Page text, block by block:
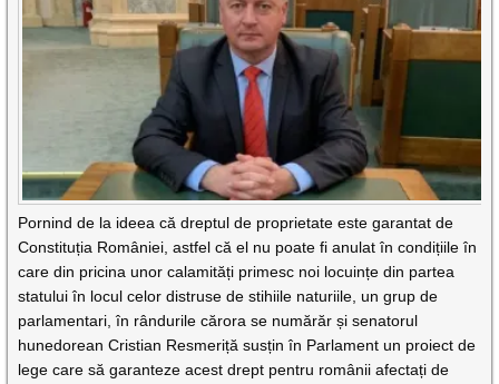
Pornind de la ideea că dreptul de proprietate este garantat de
Constituția României, astfel că el nu poate fi anulat în condițiile în
care din pricina unor calamități primesc noi locuințe din partea
statului în locul celor distruse de stihiile naturiile, un grup de
parlamentari, în rândurile cărora se numărăr și senatorul
hunedorean Cristian Resmeriță susțin în Parlament un proiect de
lege care să garanteze acest drept pentru românii afectați de